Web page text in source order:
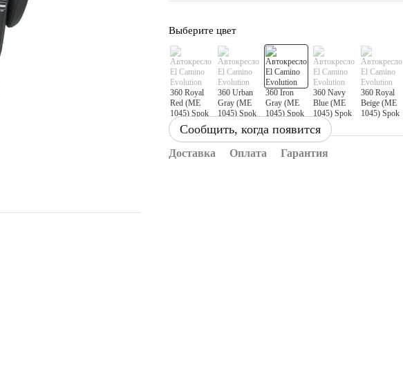
Выберите цвет
Сообщить, когда появится
Доставка Оплата Гарантия